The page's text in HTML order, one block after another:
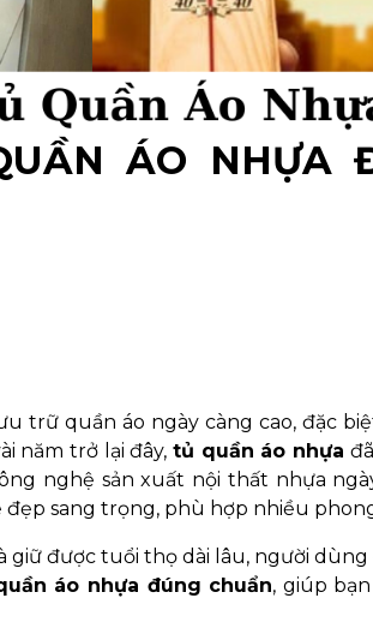
ÁO NHỰA
trữ quần áo ngày càng cao, đặc
năm trở lại đây, tủ quần áo nhựa
nghệ sản xuất nội thất nhựa
sang trọng, phù hợp nhiều
được tuổi thọ dài lâu, người
áo nhựa đúng chuẩn, giúp